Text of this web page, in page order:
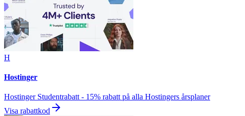
H
Hostinger
Hostinger Studentrabatt - 15% rabatt på alla Hostingers årsplaner
Visa rabattkod